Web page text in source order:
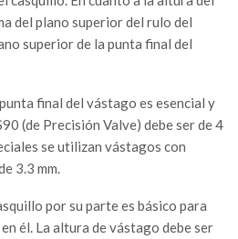
del plano superior del rulo del
superior de la punta final del
final del vástago es esencial y
(de Precisión Valve) debe ser de 4
se utilizan vástagos con
3.3 mm.
por su parte es básico para
él. La altura de vástago debe ser